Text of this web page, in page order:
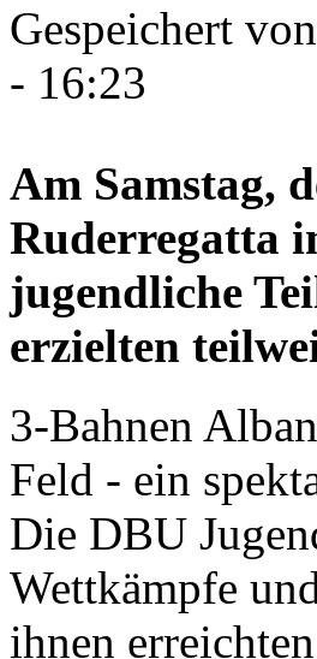
Gespeichert von
- 16:23
Am Samstag,
Ruderregatta
jugendliche
erzielten
3-Bahnen
Feld - ein
Die DBU
Wettkämpfe
ihnen